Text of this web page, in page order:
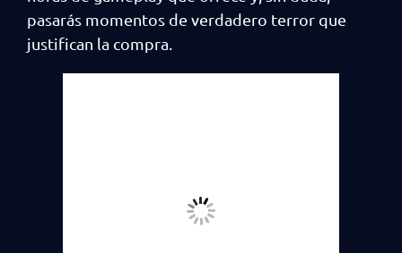
pasarás momentos de verdadero terror que
justifican la compra.